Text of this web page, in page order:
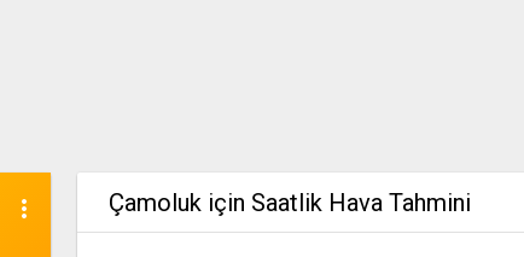
more_vert Çamoluk için Saatlik Hava Tahmini